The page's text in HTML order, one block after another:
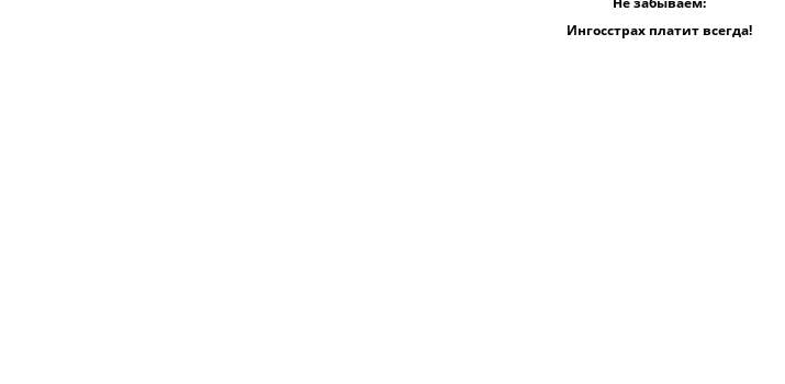
Ингосстрах платит всегда!